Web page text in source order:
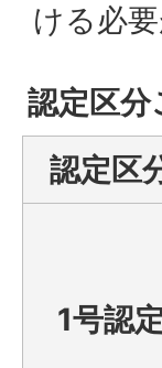
ける必
認定区分
認定区
1号認定